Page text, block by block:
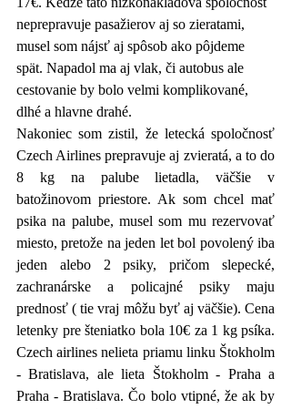
neprepravuje pasažierov aj so zieratami,
musel som nájsť aj spôsob ako pôjdeme
spät. Napadol ma aj vlak, či autobus ale
cestovanie by bolo velmi komplikované,
dlhé a hlavne drahé.
Nakoniec som zistil, že letecká spoločnosť
Czech Airlines prepravuje aj zvieratá, a to do
8 kg na palube lietadla, väčšie v
batožinovom priestore. Ak som chcel mať
psika na palube, musel som mu rezervovať
miesto, pretože na jeden let bol povolený iba
jeden alebo 2 psiky, pričom slepecké,
zachranárske a policajné psiky maju
prednosť ( tie vraj môžu byť aj väčšie). Cena
letenky pre šteniatko bola 10€ za 1 kg psíka.
Czech airlines nelieta priamu linku Štokholm
- Bratislava, ale lieta Štokholm - Praha a
Praha - Bratislava. Čo bolo vtipné, že ak by